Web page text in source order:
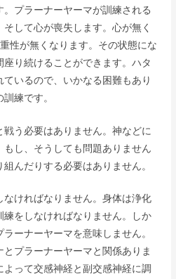
プラーナーヤーマが訓練される
して心が喪失します。心が無く
性が無くなります。その状態にな
座り続けることができます。ハタ
いるので、いかなる困難もあり
練です。
う必要はありません。神などに
し、そうしても問題ありません
んだりする必要はありません。
ければなりません。身体は浄化
練をしなければなりません。しか
ーナーヤーマを意味しません。
プラーナーヤーマと関係ありま
って交感神経と副交感神経に調